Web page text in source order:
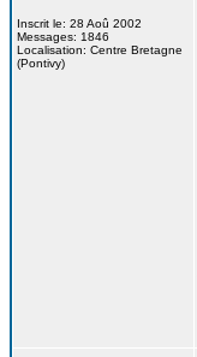
Inscrit le: 28 Aoû 2002
Messages: 1846
Localisation: Centre Bretagne
(Pontivy)